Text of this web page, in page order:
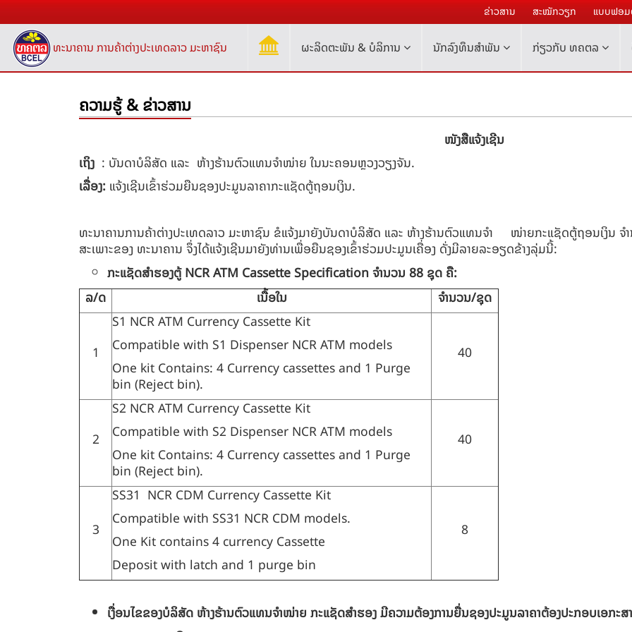
ຂ່າວສານ ສະໝັກວຽກ ແບບຟອມ
ທະນາຄານ ການຄ້າຕ່າງປະເທດລາວ ມະຫາຊົນ ຜະລິດຕະພັນ & ບໍລິການ ນັກລົງທຶນສໍາພັນ ກ່ຽວກັບ ທຄຕລ
ຄວາມຮູ້ & ຂ່າວສານ
ໜັງສືແຈ້ງເຊີນ
ເຖິງ : ບັນດາບໍລິສັດ ແລະ ຫ້າງຮ້ານຕົວແທນຈໍາໜ່າຍ ໃນນະຄອນຫຼວງວຽງຈັນ.
ເລື່ອງ: ​ແຈ້ງເຊີນເຂົ້າຮ່ວມຍືນຊອງປະມູນລາຄາກະແຊັດຕູ້ຖອນເງິນ.
ທະນາຄານການຄ້າຕ່າງປະເທດລາວ ມະຫາຊົນ ຂໍແຈ້ງມາຍັງບັນດາບໍລິສັດ ແລະ ຫ້າງຮ້ານຕົວແທນຈຳ ໜ່າຍກະແຊັດຕູ້ຖອນເງິນ ຈຳ
ສະເພາະຂອງ ທະນາຄານ ຈຶ່ງໄດ້ແຈ້ງເຊີນມາຍັງທ່ານເພື່ອຍືນຊອງເຂົ້າຮ່ວມປະມູນເຄື່ອງ ດັ່ງມີລາຍລະອຽດຂ້າງລຸ່ມນີ້:
ກະແຊັດສໍາຮອງຕູ້ NCR ATM Cassette Specification ຈໍານວນ 88 ຊຸດ ຄື:
ລ/ດ
ເນື້ອໃນ ຈໍານວນ/ຊຸດ
1
S1 NCR ATM Currency Cassette Kit
Compatible with S1 Dispenser NCR ATM models
One kit Contains: 4 Currency cassettes and 1 Purge
bin (Reject bin).
40
2
S2 NCR ATM Currency Cassette Kit
Compatible with S2 Dispenser NCR ATM models
One kit Contains: 4 Currency cassettes and 1 Purge
bin (Reject bin).
40
3
SS31 NCR CDM Currency Cassette Kit
Compatible with SS31 NCR CDM models.
One Kit contains 4 currency Cassette
Deposit with latch and 1 purge bin
8
ເງື່ອນໄຂຂອງບໍລິສັດ ຫ້າງຮ້ານຕົວແທນຈຳໜ່າຍ ກະແຊັດສໍາຮອງ ມີຄວາມຕ້ອງການຍື່ນຊອງປະມູນລາຄາຕ້ອງປະກອບເອກະ